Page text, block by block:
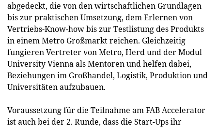
abgedeckt, die von den wirtschaftlichen Grundlagen
bis zur praktischen Umsetzung, dem Erlernen von
Vertriebs-Know-how bis zur Testlistung des Produkts
in einem Metro Großmarkt reichen. Gleichzeitig
fungieren Vertreter von Metro, Herd und der Modul
University Vienna als Mentoren und helfen dabei,
Beziehungen im Großhandel, Logistik, Produktion und
Universitäten aufzubauen.
Voraussetzung für die Teilnahme am FAB Accelerator
ist auch bei der 2. Runde, dass die Start-Ups ihr